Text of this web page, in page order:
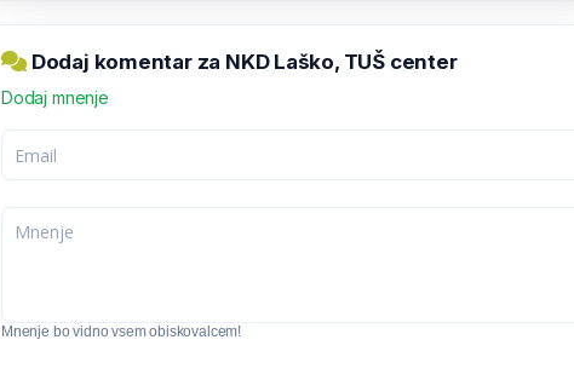
Dodaj komentar za NKD Laško, TUŠ center
Dodaj mnenje
Mnenje bo vidno vsem obiskovalcem!